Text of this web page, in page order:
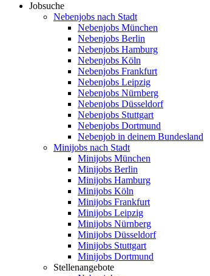
Jobsuche
Nebenjobs nach Stadt
Nebenjobs München
Nebenjobs Berlin
Nebenjobs Hamburg
Nebenjobs Köln
Nebenjobs Frankfurt
Nebenjobs Leipzig
Nebenjobs Nürnberg
Nebenjobs Düsseldorf
Nebenjobs Stuttgart
Nebenjobs Dortmund
Nebenjob in deinem Bundesland
Minijobs nach Stadt
Minijobs München
Minijobs Berlin
Minijobs Hamburg
Minijobs Köln
Minijobs Frankfurt
Minijobs Leipzig
Minijobs Nürnberg
Minijobs Düsseldorf
Minijobs Stuttgart
Minijobs Dortmund
Stellenangebote